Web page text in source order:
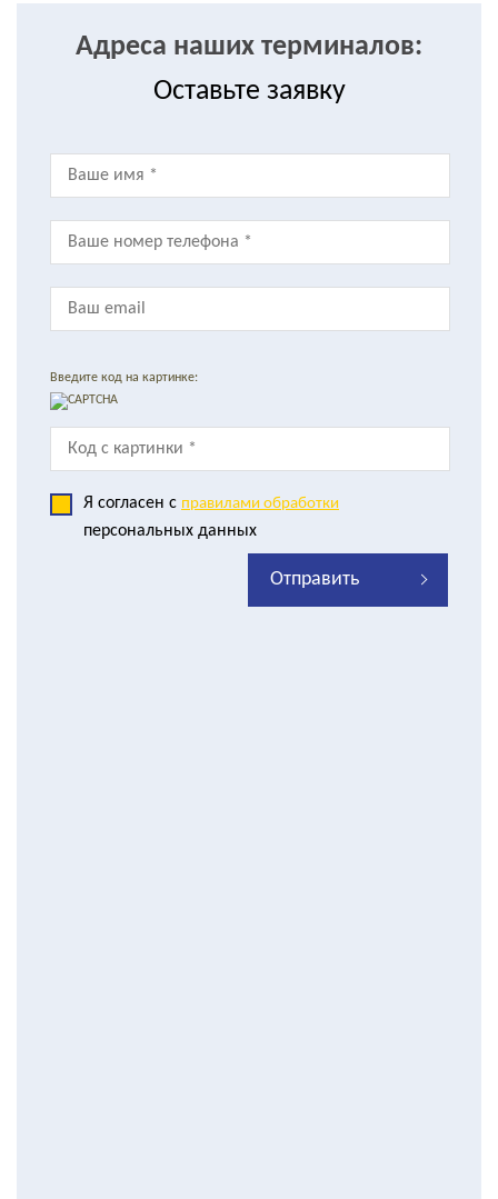
Адреса наших терминалов:
Оставьте заявку
Введите код на картинке:
Я согласен с правилами обработки
персональных данных
Отправить